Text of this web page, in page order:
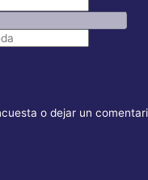
o dejar un